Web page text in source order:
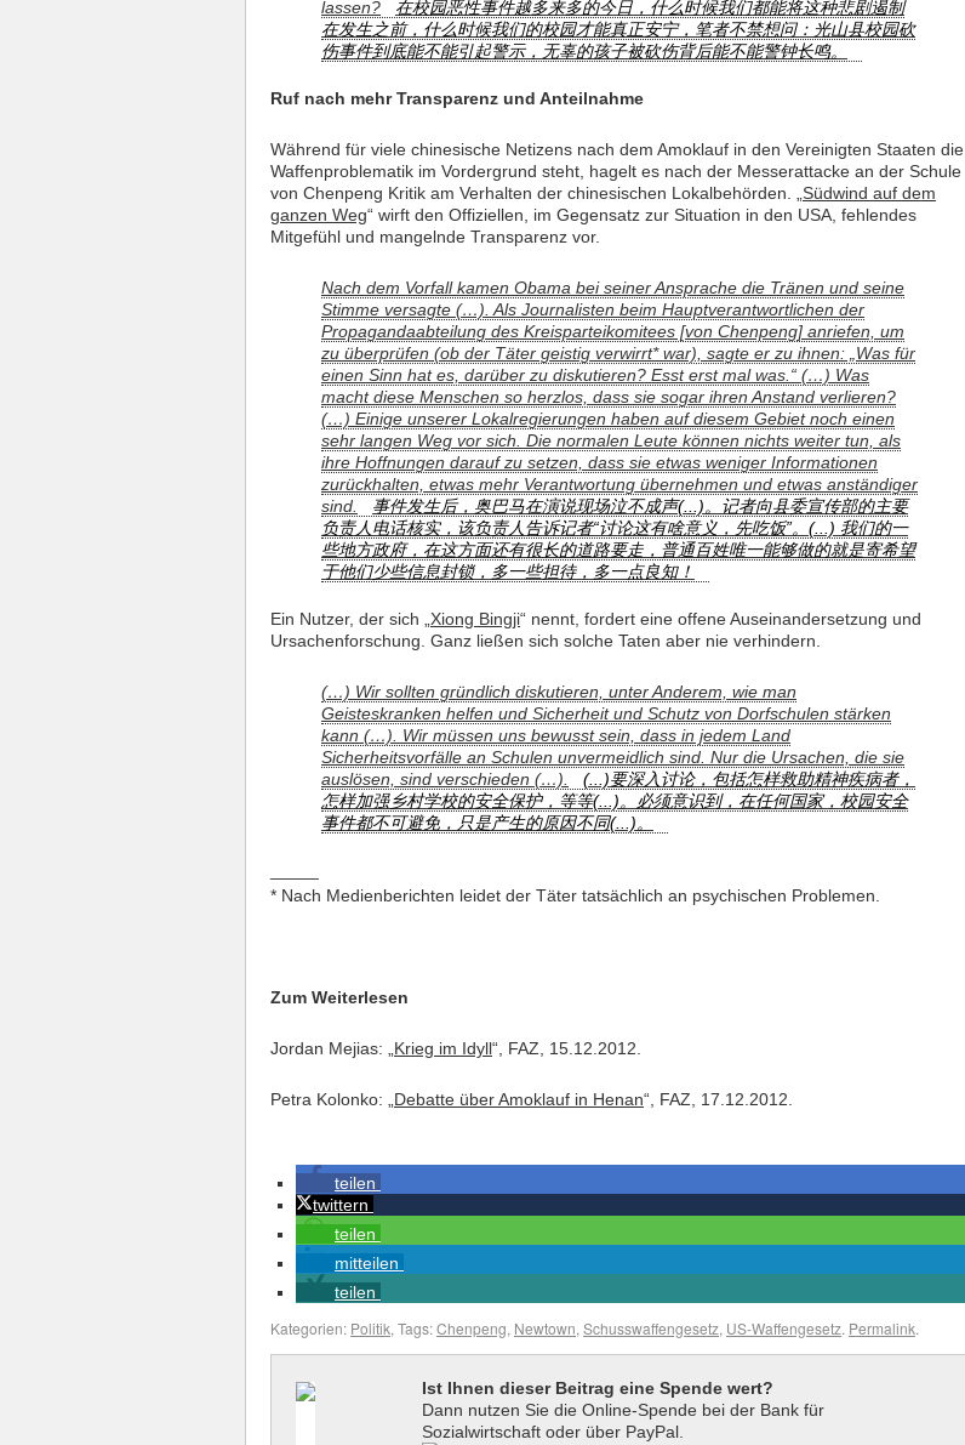
lassen?
在校园恶性事件越多来多的今日，什么时候我们都能将这种悲剧遏制
在发生之前，什么时候我们的校园才能真正安宁，笔者不禁想问：光山县校园砍
伤事件到底能不能引起警示，无辜的孩子被砍伤背后能不能警钟长鸣。
Ruf nach mehr Transparenz und Anteilnahme
Während für viele chinesische Netizens nach dem Amoklauf in den Vereinigten Staaten die
Waffenproblematik im Vordergrund steht, hagelt es nach der Messerattacke an der Schule
von Chenpeng Kritik am Verhalten der chinesischen Lokalbehörden. „Südwind auf dem
ganzen Weg“ wirft den Offiziellen, im Gegensatz zur Situation in den USA, fehlendes
Mitgefühl und mangelnde Transparenz vor.
Nach dem Vorfall kamen Obama bei seiner Ansprache die Tränen und seine
Stimme versagte (…). Als Journalisten beim Hauptverantwortlichen der
Propagandaabteilung des Kreisparteikomitees [von Chenpeng] anriefen, um
zu überprüfen (ob der Täter geistig verwirrt* war), sagte er zu ihnen: „Was für
einen Sinn hat es, darüber zu diskutieren? Esst erst mal was.“ (…) Was
macht diese Menschen so herzlos, dass sie sogar ihren Anstand verlieren?
(…) Einige unserer Lokalregierungen haben auf diesem Gebiet noch einen
sehr langen Weg vor sich. Die normalen Leute können nichts weiter tun, als
ihre Hoffnungen darauf zu setzen, dass sie etwas weniger Informationen
zurückhalten, etwas mehr Verantwortung übernehmen und etwas anständiger
sind.
事件发生后，奥巴马在演说现场泣不成声(...)。记者向县委宣传部的主要
负责人电话核实，该负责人告诉记者“讨论这有啥意义，先吃饭”。(...) 我们的一
些地方政府，在这方面还有很长的道路要走，普通百姓唯一能够做的就是寄希望
于他们少些信息封锁，多一些担待，多一点良知！
Ein Nutzer, der sich „Xiong Bingji“ nennt, fordert eine offene Auseinandersetzung und
Ursachenforschung. Ganz ließen sich solche Taten aber nie verhindern.
(…) Wir sollten gründlich diskutieren, unter Anderem, wie man
Geisteskranken helfen und Sicherheit und Schutz von Dorfschulen stärken
kann (…). Wir müssen uns bewusst sein, dass in jedem Land
Sicherheitsvorfälle an Schulen unvermeidlich sind. Nur die Ursachen, die sie
auslösen, sind verschieden (…).
(...)要深入讨论，包括怎样救助精神疾病者，
怎样加强乡村学校的安全保护，等等(...)。必须意识到，在任何国家，校园安全
事件都不可避免，只是产生的原因不同(...)。
* Nach Medienberichten leidet der Täter tatsächlich an psychischen Problemen.
Zum Weiterlesen
Jordan Mejias: „Krieg im Idyll“, FAZ, 15.12.2012.
Petra Kolonko: „Debatte über Amoklauf in Henan“, FAZ, 17.12.2012.
teilen
twittern
teilen
mitteilen
teilen
Kategorien: Politik, Tags:Chenpeng, Newtown, Schusswaffengesetz, US-Waffengesetz. Permalink.
Ist Ihnen dieser Beitrag eine Spende wert?
Dann nutzen Sie die Online-Spende bei der Bank für
Sozialwirtschaft oder über PayPal.